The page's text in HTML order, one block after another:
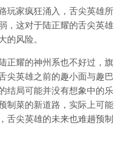
玩家疯狂涌入，舌尖英雄所
，这对于陆正耀的舌尖英雄
的风险。
正耀的神州系也不好过，旗
尖英雄之前的趣小面与趣巴
结局可能并没有想象中的乐
制菜的新道路，实际上可能
舌尖英雄的未来也难趟预制